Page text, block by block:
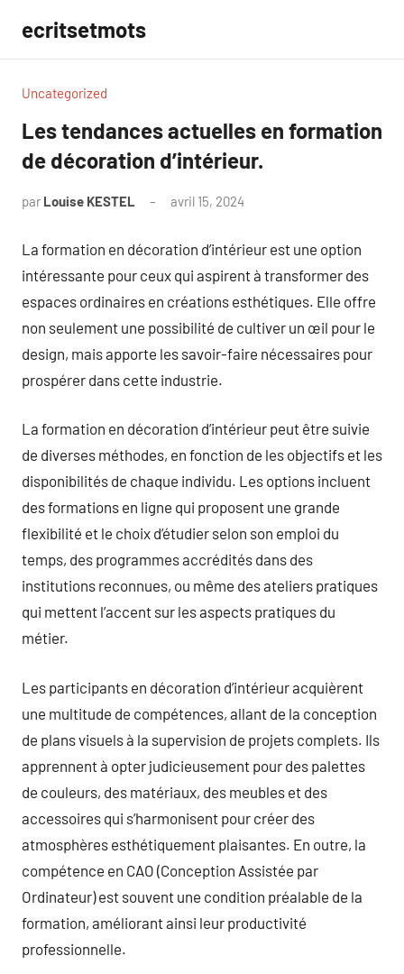
contenu
ecritsetmots
Uncategorized
Les tendances actuelles en formation
de décoration d’intérieur.
par Louise KESTEL avril 15, 2024
La formation en décoration d’intérieur est une option
intéressante pour ceux qui aspirent à transformer des
espaces ordinaires en créations esthétiques. Elle offre
non seulement une possibilité de cultiver un œil pour le
design, mais apporte les savoir-faire nécessaires pour
prospérer dans cette industrie.
La formation en décoration d’intérieur peut être suivie
de diverses méthodes, en fonction de les objectifs et les
disponibilités de chaque individu. Les options incluent
des formations en ligne qui proposent une grande
flexibilité et le choix d’étudier selon son emploi du
temps, des programmes accrédités dans des
institutions reconnues, ou même des ateliers pratiques
qui mettent l’accent sur les aspects pratiques du
métier.
Les participants en décoration d’intérieur acquièrent
une multitude de compétences, allant de la conception
de plans visuels à la supervision de projets complets. Ils
apprennent à opter judicieusement pour des palettes
de couleurs, des matériaux, des meubles et des
accessoires qui s’harmonisent pour créer des
atmosphères esthétiquement plaisantes. En outre, la
compétence en CAO (Conception Assistée par
Ordinateur) est souvent une condition préalable de la
formation, améliorant ainsi leur productivité
professionnelle.